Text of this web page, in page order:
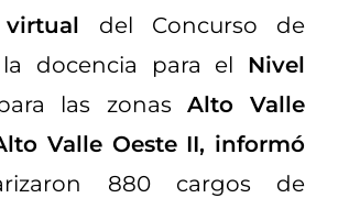
del Concurso de
docencia para el Nivel
las zonas Alto Valle
Valle Oeste II, informó
880 cargos de